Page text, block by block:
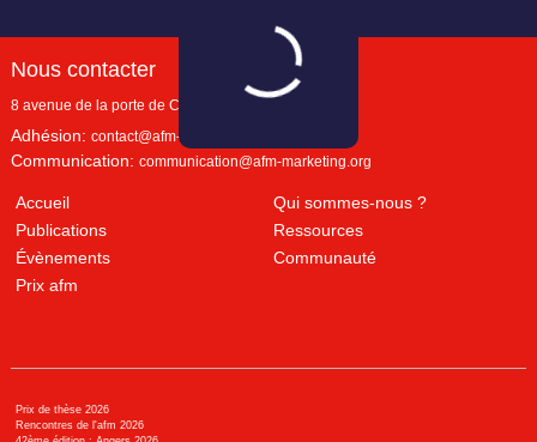
Nous contacter
8 avenue de la porte de Champerret
Adhésion: contact@afm-marketing.org
Communication: communication@afm-marketing.org
Accueil
Qui sommes-nous ?
Publications
Ressources
Évènements
Communauté
Prix afm
Prix de thèse 2026
Rencontres de l'afm 2026